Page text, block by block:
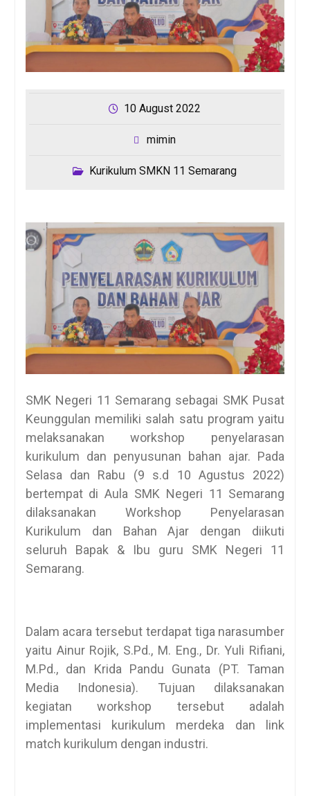
10 August 2022
mimin
Kurikulum SMKN 11 Semarang
SMK Negeri 11 Semarang sebagai SMK Pusat
Keunggulan memiliki salah satu program yaitu
melaksanakan workshop penyelarasan
kurikulum dan penyusunan bahan ajar. Pada
Selasa dan Rabu (9 s.d 10 Agustus 2022)
bertempat di Aula SMK Negeri 11 Semarang
dilaksanakan Workshop Penyelarasan
Kurikulum dan Bahan Ajar dengan diikuti
seluruh Bapak & Ibu guru SMK Negeri 11
Semarang.
Dalam acara tersebut terdapat tiga narasumber
yaitu Ainur Rojik, S.Pd., M. Eng., Dr. Yuli Rifiani,
M.Pd., dan Krida Pandu Gunata (PT. Taman
Media Indonesia). Tujuan dilaksanakan
kegiatan workshop tersebut adalah
implementasi kurikulum merdeka dan link
match kurikulum dengan industri.